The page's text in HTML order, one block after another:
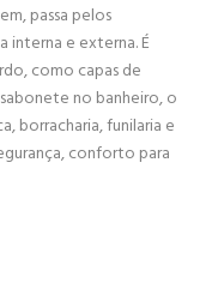
passa pelos
interna e externa. É
como capas de
no banheiro, o
borracharia, funilaria e
conforto para